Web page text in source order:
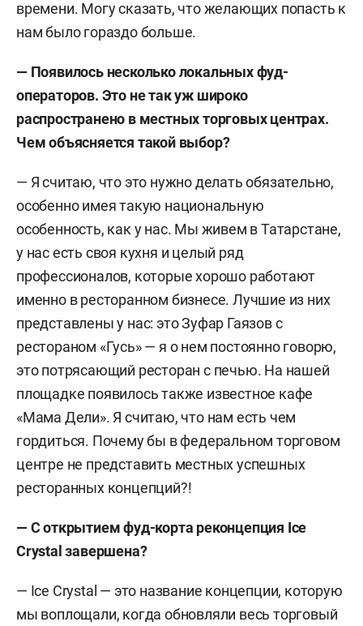
времени. Могу сказать, что желающих попасть к
нам было гораздо больше.
— Появилось несколько локальных фуд-
операторов. Это не так уж широко
распространено в местных торговых центрах.
Чем объясняется такой выбор?
— Я считаю, что это нужно делать обязательно,
особенно имея такую национальную
особенность, как у нас. Мы живем в Татарстане,
у нас есть своя кухня и целый ряд
профессионалов, которые хорошо работают
именно в ресторанном бизнесе. Лучшие из них
представлены у нас: это Зуфар Гаязов с
рестораном «Гусь» — я о нем постоянно говорю,
это потрясающий ресторан с печью. На нашей
площадке появилось также известное кафе
«Мама Дели». Я считаю, что нам есть чем
гордиться. Почему бы в федеральном торговом
центре не представить местных успешных
ресторанных концепций?!
— С открытием фуд-корта реконцепция Ice
Crystal завершена?
— Ice Crystal — это название концепции, которую
мы воплощали, когда обновляли весь торговый